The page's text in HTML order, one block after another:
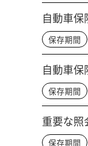
自動車
保存期間
自動車
保存期間
重要な照
保存期間